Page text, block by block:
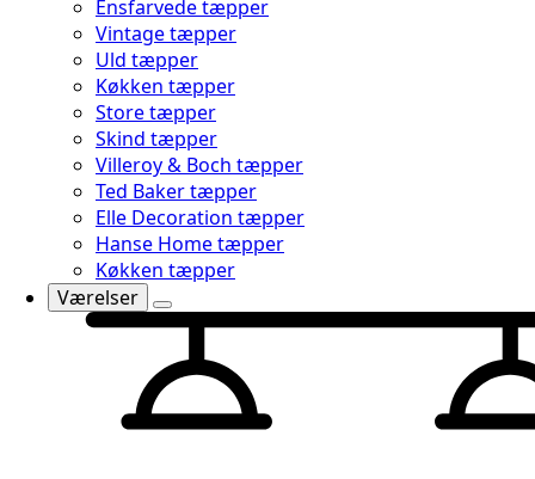
Ensfarvede tæpper
Vintage tæpper
Uld tæpper
Køkken tæpper
Store tæpper
Skind tæpper
Villeroy & Boch tæpper
Ted Baker tæpper
Elle Decoration tæpper
Hanse Home tæpper
Køkken tæpper
Værelser